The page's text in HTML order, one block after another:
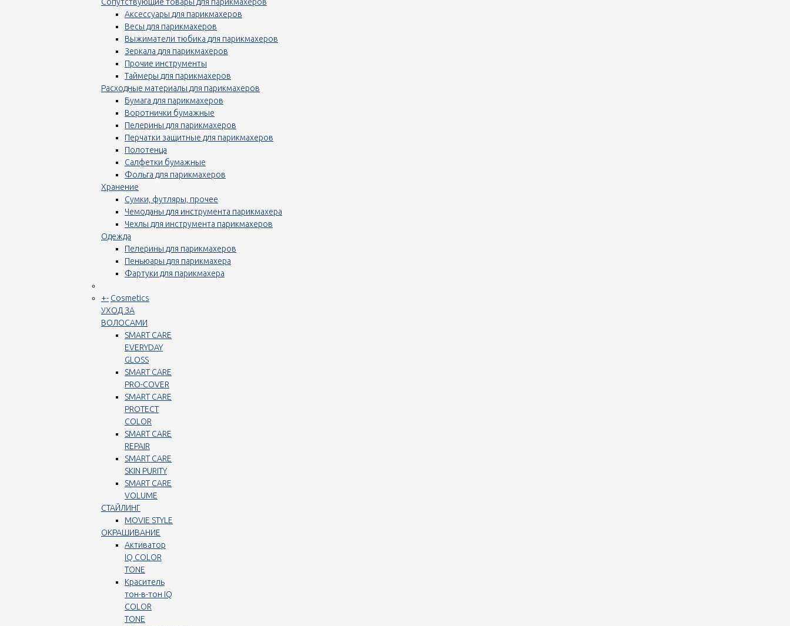
Аксессуары для парикмахеров
Весы для парикмахеров
Выжиматели тюбика для парикмахеров
Зеркала для парикмахеров
Прочие инструменты
Таймеры для парикмахеров
Расходные материалы для парикмахеров
Бумага для парикмахеров
Воротнички бумажные
Пелерины для парикмахеров
Перчатки защитные для парикмахеров
Полотенца
Салфетки бумажные
Фольга для парикмахеров
Хранение
Сумки, футляры, прочее
Чемоданы для инструмента парикмахера
Чехлы для инструмента парикмахеров
Одежда
Пелерины для парикмахеров
Пеньюары для парикмахера
Фартуки для парикмахера
+- Cosmetics
УХОД ЗА
ВОЛОСАМИ
SMART CARE
EVERYDAY
GLOSS
SMART CARE
PRO-COVER
SMART CARE
PROTECT
COLOR
SMART CARE
REPAIR
SMART CARE
SKIN PURITY
SMART CARE
VOLUME
СТАЙЛИНГ
MOVIE STYLE
ОКРАШИВАНИЕ
Активатор
IQ COLOR
TONE
Краситель
тон-в-тон IQ
COLOR
TONE